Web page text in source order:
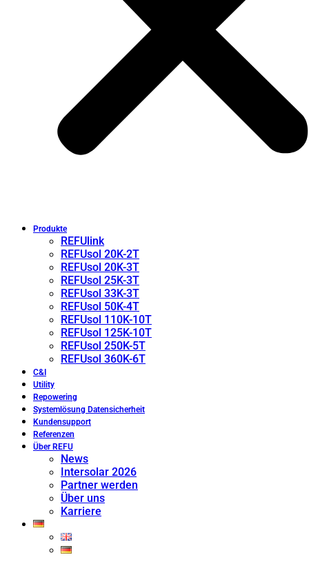
Produkte
REFUlink
REFUsol 20K-2T
REFUsol 20K-3T
REFUsol 25K-3T
REFUsol 33K-3T
REFUsol 50K-4T
REFUsol 110K-10T
REFUsol 125K-10T
REFUsol 250K-5T
REFUsol 360K-6T
C&I
Utility
Repowering
Systemlösung Datensicherheit
Kundensupport
Referenzen
Über REFU
News
Intersolar 2026
Partner werden
Über uns
Karriere